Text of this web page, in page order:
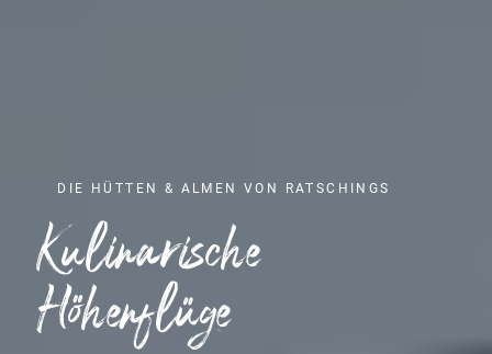
DIE HÜTTEN & ALMEN VON RATSCHINGS
Kulinarische
Höhenflüge